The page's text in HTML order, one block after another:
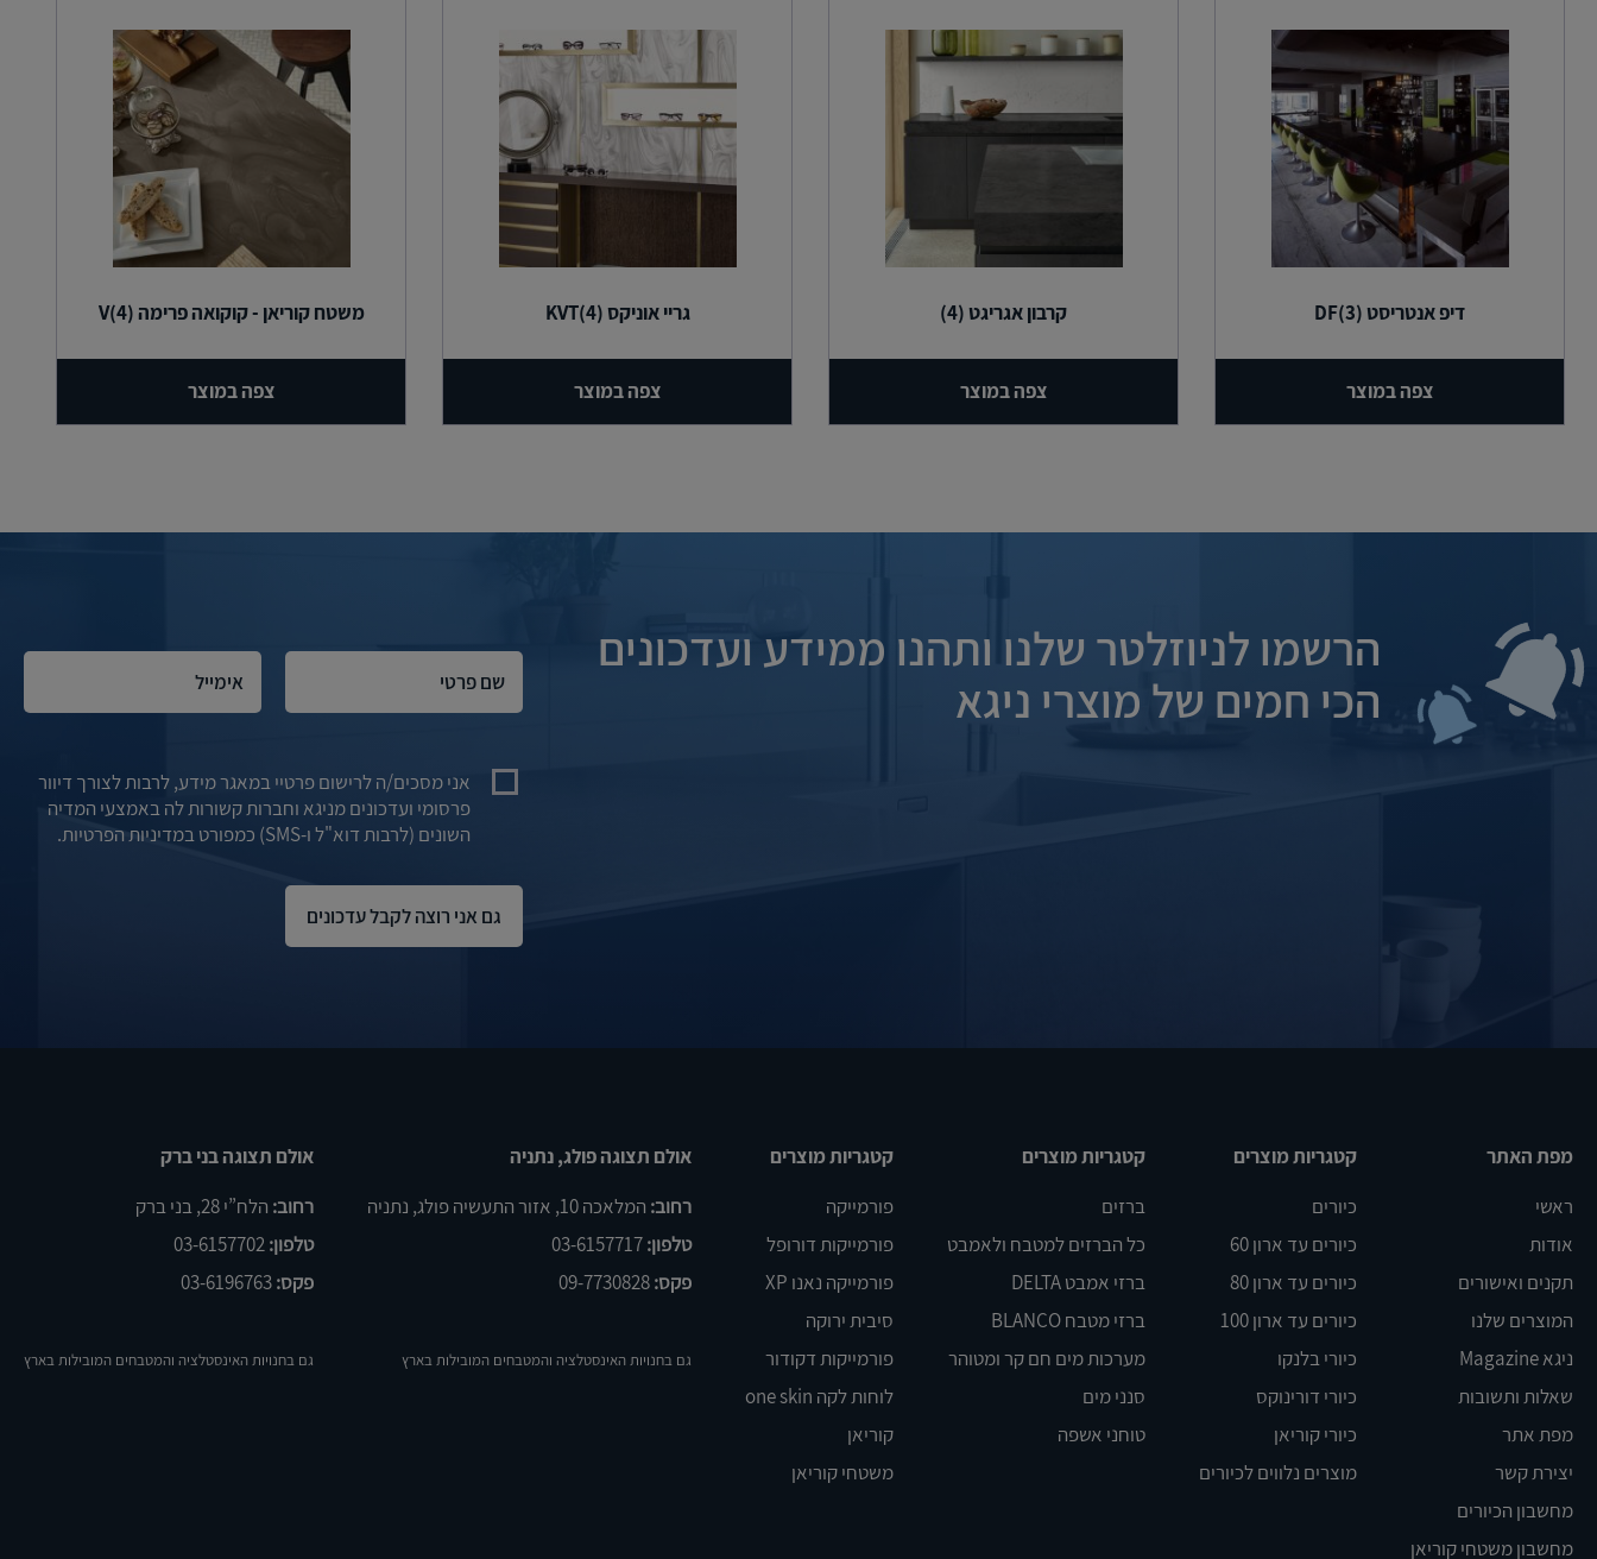
דיפ אנטריסט (3)DF
צפה במוצר
קרבון אגריגט (4)
צפה במוצר
גריי אוניקס (4)KVT
צפה במוצר
משטח קוריאן - קוקואה פרימה (4)V
צפה במוצר
הרשמו לניוזלטר שלנו ותהנו ממידע ועדכונים
הכי חמים של מוצרי ניגא
אני מסכים/ה לרישום פרטיי במאגר מידע, לרבות לצורך דיוור
פרסומי ועדכונים מניגא וחברות קשורות לה באמצעי המדיה
השונים (לרבות דוא"ל ו-SMS) כמפורט במדיניות הפרטיות.
מפת האתר
ראשי
אודות
תקנים ואישורים
המוצרים שלנו
ניגא Magazine
שאלות ותשובות
מפת אתר
יצירת קשר
מחשבון הכיורים
מחשבון משטחי קוריאן
קטגריות מוצרים
כיורים
כיורים עד ארון 60
כיורים עד ארון 80
כיורים עד ארון 100
כיורי בלנקו
כיורי דורינוקס
כיורי קוריאן
מוצרים נלווים לכיורים
קטגריות מוצרים
ברזים
כל הברזים למטבח ולאמבט
ברזי אמבט DELTA
ברזי מטבח BLANCO
מערכות מים חם קר ומטוהר
סנני מים
טוחני אשפה
קטגריות מוצרים
פורמייקה
פורמייקות דורופל
פורמייקה נאנו XP
סיבית ירוקה
פורמייקות דקודור
לוחות לקה one skin
קוריאן
משטחי קוריאן
אולם תצוגה פולג, נתניה
רחוב: המלאכה 10, אזור התעשיה פולג, נתניה
טלפון:03-6157717
פקס:
גם בחנויות האינסטלציה והמטבחים המובילות בארץ
אולם תצוגה בני ברק
רחוב: הלח”י 28, בני ברק
טלפון:03-6157702
פקס:
גם בחנויות האינסטלציה והמטבחים המובילות בארץ